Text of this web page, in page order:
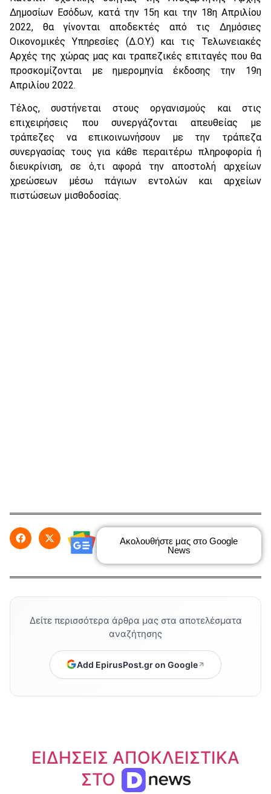
Δημοσίων Εσόδων, κατά την 15η και την 18η Απριλίου
2022, θα γίνονται αποδεκτές από τις Δημόσιες
Οικονομικές Υπηρεσίες (Δ.Ο.Υ.) και τις Τελωνειακές
Αρχές της χώρας μας και τραπεζικές επιταγές που θα
προσκομίζονται με ημερομηνία έκδοσης την 19η
Απριλίου 2022.
Τέλος, συστήνεται στους οργανισμούς και στις
επιχειρήσεις που συνεργάζονται απευθείας με
τράπεζες να επικοινωνήσουν με την τράπεζα
συνεργασίας τους για κάθε περαιτέρω πληροφορία ή
διευκρίνιση, σε ό,τι αφορά την αποστολή αρχείων
χρεώσεων μέσω πάγιων εντολών και αρχείων
πιστώσεων μισθοδοσίας.
Ακολουθήστε μας στο Google
News
Δείτε περισσότερα άρθρα μας στα αποτελέσματα
αναζήτησης
Add EpirusPost.gr on Google
ΕΙΔΗΣΕΙΣ ΑΠΟΚΛΕΙΣΤΙΚΑ
ΣΤΟ